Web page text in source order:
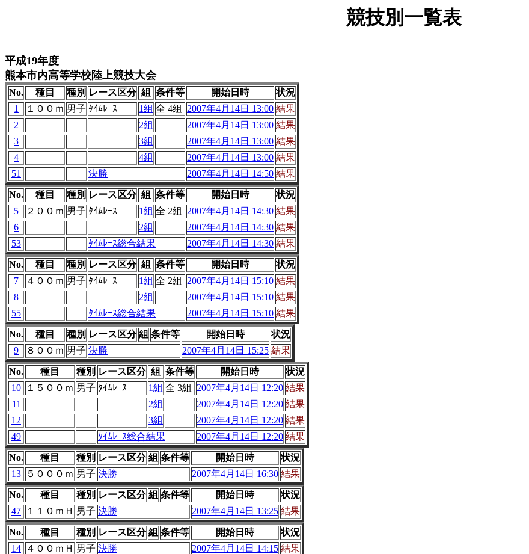
競技別一覧表
平成19年度
熊本市内高等学校陸上競技大会
No. 種目 種別 レース区分 組 条件等 開始日時
状況
1
１００ｍ 男子 ﾀｲﾑﾚｰｽ 1組 全 4組 2007年4月14日 13:00 結果
2
2組 2007年4月14日 13:00 結果
3
3組 2007年4月14日 13:00 結果
4
4組 2007年4月14日 13:00 結果
51
決勝 2007年4月14日 14:50 結果
No. 種目 種別 レース区分 組 条件等 開始日時
状況
5
２００ｍ 男子 ﾀｲﾑﾚｰｽ 1組 全 2組 2007年4月14日 14:30 結果
6
2組 2007年4月14日 14:30 結果
53
ﾀｲﾑﾚｰｽ総合結果 2007年4月14日 14:30 結果
No. 種目 種別 レース区分 組 条件等 開始日時
状況
7
４００ｍ 男子 ﾀｲﾑﾚｰｽ 1組 全 2組 2007年4月14日 15:10 結果
8
2組 2007年4月14日 15:10 結果
55
ﾀｲﾑﾚｰｽ総合結果 2007年4月14日 15:10 結果
No. 種目 種別 レース区分 組 条件等 開始日時
状況
9
８００ｍ 男子 決勝 2007年4月14日 15:25 結果
No. 種目 種別 レース区分 組 条件等 開始日時
状況
10
１５００ｍ 男子 ﾀｲﾑﾚｰｽ 1組 全 3組 2007年4月14日 12:20 結果
11
2組 2007年4月14日 12:20 結果
12
3組 2007年4月14日 12:20 結果
49
ﾀｲﾑﾚｰｽ総合結果 2007年4月14日 12:20 結果
No. 種目 種別 レース区分 組 条件等 開始日時
状況
13
５０００ｍ 男子 決勝 2007年4月14日 16:30 結果
No. 種目 種別 レース区分 組 条件等 開始日時
状況
47
１１０ｍＨ 男子 決勝 2007年4月14日 13:25 結果
No. 種目 種別 レース区分 組 条件等 開始日時
状況
14
４００ｍＨ 男子 決勝 2007年4月14日 14:15 結果